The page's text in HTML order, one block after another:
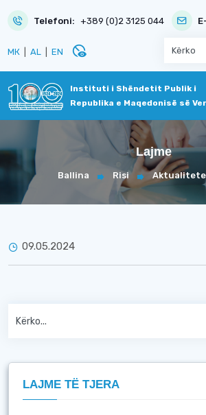
Telefoni: +389 (0)2 3125 044
МК AL EN disabled_visible
Instituti i Shëndetit Publik i
Republika e Maqedonisë së
Lajme
Ballina Risi Aktualitete
09.05.2024
LAJME TË TJERA